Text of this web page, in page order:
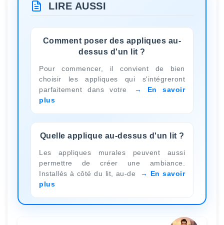
LIRE AUSSI
Comment poser des appliques au-
dessus d'un lit ?
Pour commencer, il convient de bien
choisir les appliques qui s'intégreront
parfaitement dans votre
En savoir
plus
Quelle applique au-dessus d'un lit ?
Les appliques murales peuvent aussi
permettre de créer une ambiance.
Installés à côté du lit, au-de
En savoir
plus